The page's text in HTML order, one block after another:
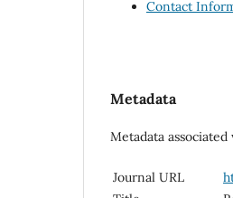
Contact
Metadata
Metadata
Journal URL